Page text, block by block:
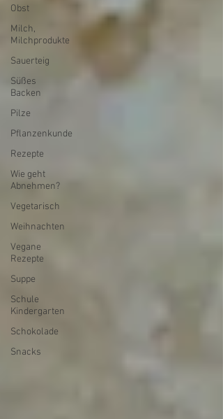
Obst
Milch,
Milchprodukte
Sauerteig
Süßes
Backen
Pilze
Pflanzenkunde
Rezepte
Wie geht
Abnehmen?
Vegetarisch
Weihnachten
Vegane
Rezepte
Suppe
Schule
Kindergarten
Schokolade
Snacks